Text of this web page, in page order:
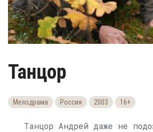
Танцор
Мелодрама Россия 2003 16+
Танцор Андрей даже не